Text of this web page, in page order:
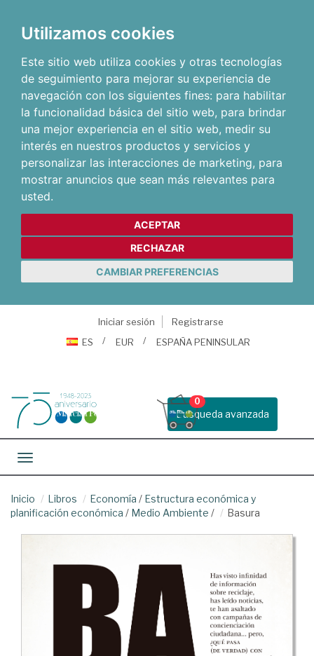
Utilizamos cookies
Este sitio web utiliza cookies y otras tecnologías
de seguimiento para mejorar su experiencia de
navegación con los siguientes fines: para habilitar
la funcionalidad básica del sitio web, para brindar
una mejor experiencia en el sitio web, medir su
interés en nuestros productos y servicios y
personalizar las interacciones de marketing, para
mostrar anuncios que sean más relevantes para
usted.
ACEPTAR
RECHAZAR
CAMBIAR PREFERENCIAS
Iniciar sesión
Registrarse
ES
EUR ESPAÑA PENINSULAR
Busqueda avanzada
0
Toggle navigation
Inicio Libros Economía / Estructura económica y
planificación económica / Medio Ambiente / Basura